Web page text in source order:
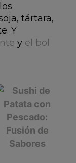
tártara,
Y
y el bol